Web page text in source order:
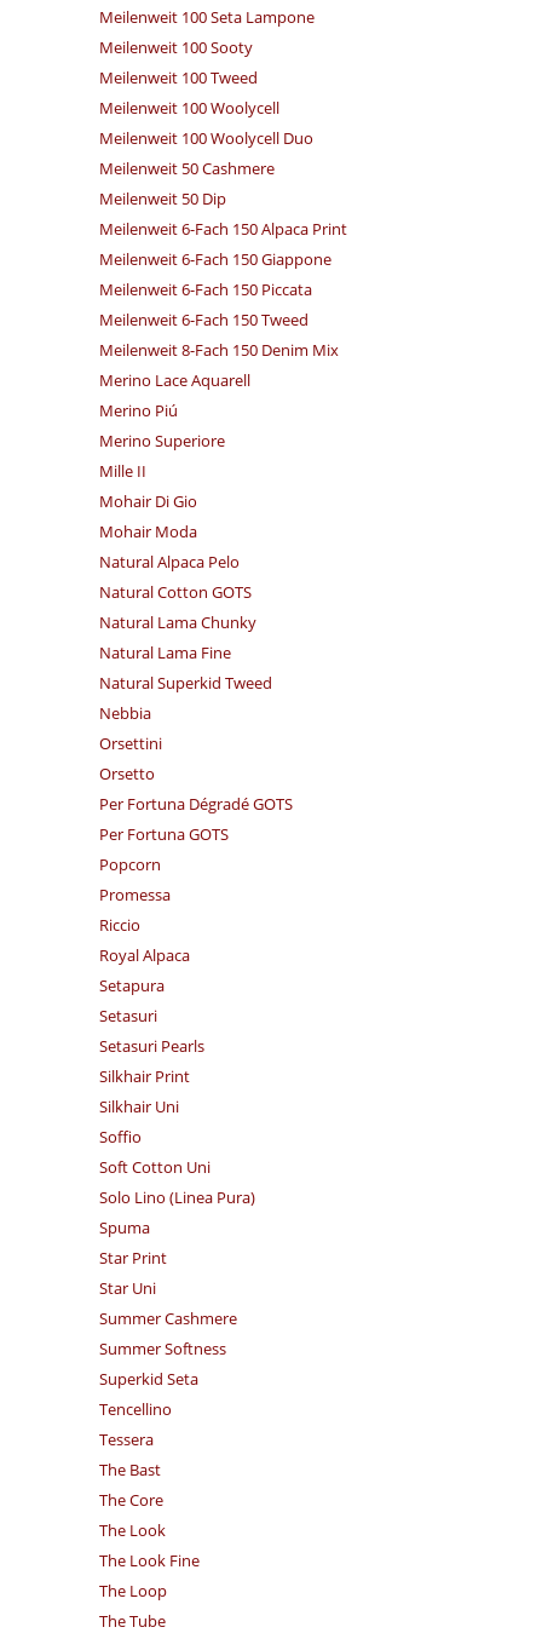
Meilenweit 100 Seta Lampone
Meilenweit 100 Sooty
Meilenweit 100 Tweed
Meilenweit 100 Woolycell
Meilenweit 100 Woolycell Duo
Meilenweit 50 Cashmere
Meilenweit 50 Dip
Meilenweit 6-Fach 150 Alpaca Print
Meilenweit 6-Fach 150 Giappone
Meilenweit 6-Fach 150 Piccata
Meilenweit 6-Fach 150 Tweed
Meilenweit 8-Fach 150 Denim Mix
Merino Lace Aquarell
Merino Piú
Merino Superiore
Mille II
Mohair Di Gio
Mohair Moda
Natural Alpaca Pelo
Natural Cotton GOTS
Natural Lama Chunky
Natural Lama Fine
Natural Superkid Tweed
Nebbia
Orsettini
Orsetto
Per Fortuna Dégradé GOTS
Per Fortuna GOTS
Popcorn
Promessa
Riccio
Royal Alpaca
Setapura
Setasuri
Setasuri Pearls
Silkhair Print
Silkhair Uni
Soffio
Soft Cotton Uni
Solo Lino (Linea Pura)
Spuma
Star Print
Star Uni
Summer Cashmere
Summer Softness
Superkid Seta
Tencellino
Tessera
The Bast
The Core
The Look
The Look Fine
The Loop
The Tube